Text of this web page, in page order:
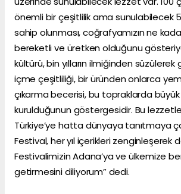
önemli bir çeşitlilik ama sunulabilecek
sahip olunması, coğrafyamızın ne
bereketli ve üretken olduğunu
kültürü, bin yılların ilmiğinden
içme çeşitliliği, bir üründen onlarca
çıkarma becerisi, bu topraklarda
kurulduğunun göstergesidir. Bu
Türkiye’ye hatta dünyaya tanıtmaya
Festival, her yıl içerikleri zenginleşerek
Festivalimizin Adana’ya ve ülkemize
getirmesini diliyorum” dedi.